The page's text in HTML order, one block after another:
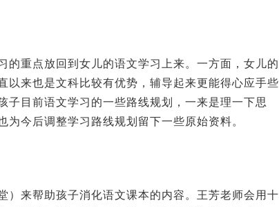
的重点放回到女儿的语文学习上来。一方面，女儿的
以来也是文科比较有优势，辅导起来更能得心应手些
子目前语文学习的一些路线规划，一来是理一下思
今后调整学习路线规划留下一些原始资料。
）来帮助孩子消化语文课本的内容。王芳老师会用十